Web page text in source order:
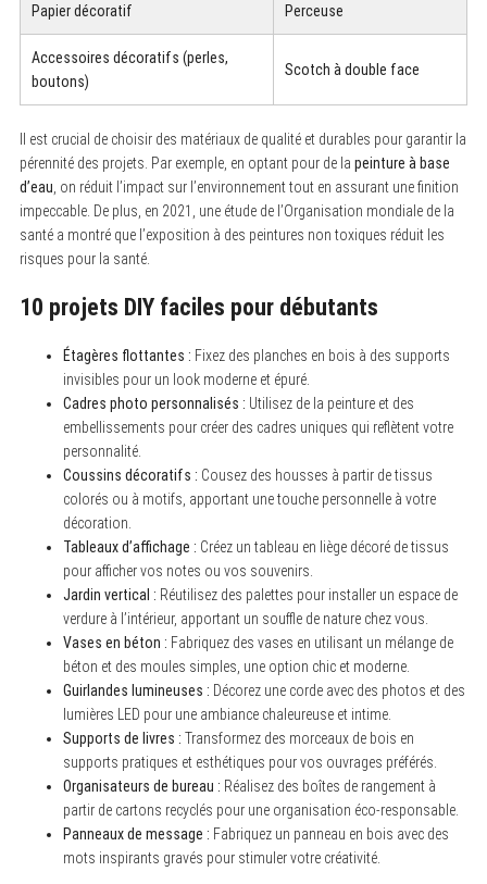
Papier décoratif Perceuse
Accessoires décoratifs (perles,
boutons)
Scotch à double face
Il est crucial de choisir des matériaux de qualité et durables pour garantir la
pérennité des projets. Par exemple, en optant pour de la peinture à base
d’eau , on réduit l’impact sur l’environnement tout en assurant une finition
impeccable. De plus, en 2021, une étude de l’Organisation mondiale de la
santé a montré que l’exposition à des peintures non toxiques réduit les
risques pour la santé.
10 projets DIY faciles pour débutants
Étagères flottantes : Fixez des planches en bois à des supports
invisibles pour un look moderne et épuré.
Cadres photo personnalisés : Utilisez de la peinture et des
embellissements pour créer des cadres uniques qui reflètent votre
personnalité.
Coussins décoratifs : Cousez des housses à partir de tissus
colorés ou à motifs, apportant une touche personnelle à votre
décoration.
Tableaux d’affichage : Créez un tableau en liège décoré de tissus
pour afficher vos notes ou vos souvenirs.
Jardin vertical : Réutilisez des palettes pour installer un espace de
verdure à l’intérieur, apportant un souffle de nature chez vous.
Vases en béton : Fabriquez des vases en utilisant un mélange de
béton et des moules simples, une option chic et moderne.
Guirlandes lumineuses : Décorez une corde avec des photos et des
lumières LED pour une ambiance chaleureuse et intime.
Supports de livres : Transformez des morceaux de bois en
supports pratiques et esthétiques pour vos ouvrages préférés.
Organisateurs de bureau : Réalisez des boîtes de rangement à
partir de cartons recyclés pour une organisation éco-responsable.
Panneaux de message : Fabriquez un panneau en bois avec des
mots inspirants gravés pour stimuler votre créativité.